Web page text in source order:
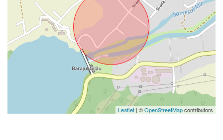
Leaflet | ©OpenStreetMapcontributors